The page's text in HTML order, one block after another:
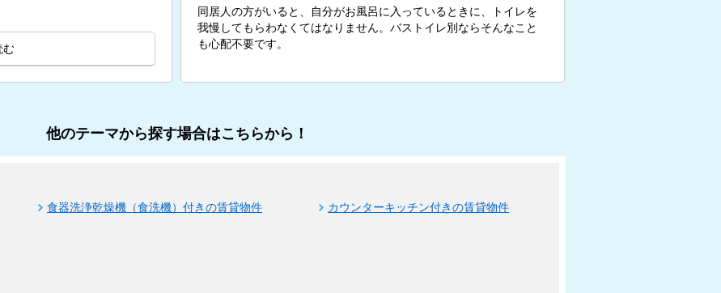
む
同居人の方がいると、自分がお風呂に入っているときに、トイレを
我慢してもらわなくてはなりません。バストイレ別ならそんなこと
も心配不要です。
他のテーマから探す場合はこちらから！
食器洗浄乾燥機（食洗機）付きの賃貸物件
カウンターキッチン付きの賃貸物件